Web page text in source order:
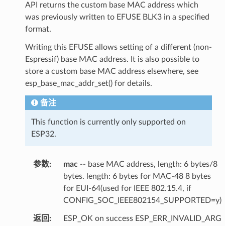
API returns the custom base MAC address which
was previously written to EFUSE BLK3 in a specified
format.
Writing this EFUSE allows setting of a different (non-
Espressif) base MAC address. It is also possible to
store a custom base MAC address elsewhere, see
esp_base_mac_addr_set() for details.
备注
This function is currently only supported on
ESP32.
参数 mac-- base MAC address, length: 6 bytes/8
bytes. length: 6 bytes for MAC-48 8 bytes
for EUI-64(used for IEEE 802.15.4, if
CONFIG_SOC_IEEE802154_SUPPORTED=y)
返回
ESP_OK on success ESP_ERR_INVALID_ARG